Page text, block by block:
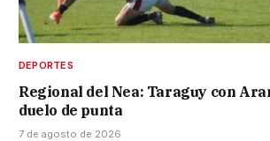
DEPORTES
Regional del Nea: Taraguy con
duelo de punta
7 de agosto de 2026